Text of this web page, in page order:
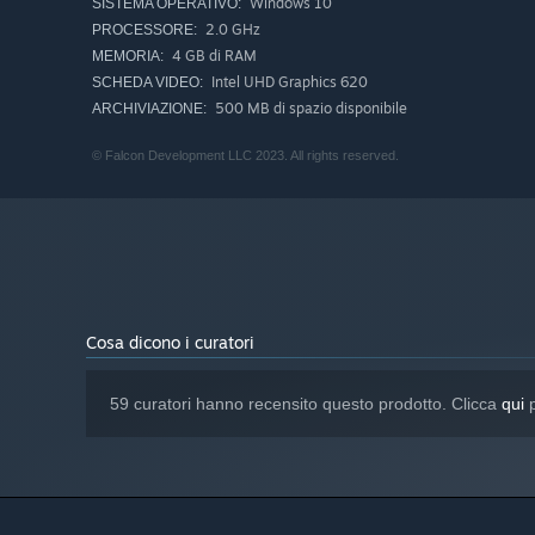
Eerie Voidling Cats are appearing in great numbers to
and help to stem the tide. But where are these evil
SISTEMA OPERATIVO:
PROCESSORE: 2.0 GHz
MEMORIA: 4 GB di RAM
SCHEDA VIDEO: Intel UHD Graphics 620
ARCHIVIAZIONE: 500 MB di spazio disponibile
© Falcon Development LLC 2023. All rights reserved.
Cosa dicono i curatori
59 curatori hanno recensito questo prodotto. Clicca qui